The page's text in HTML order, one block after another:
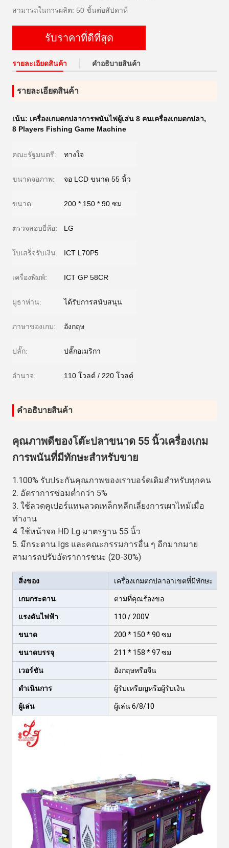
สามารถในการผลิต: 50 ชิ้นต่อสัปดาห์
รับราคาที่ดีที่สุด
รายละเอียดสินค้า คําอธิบายสินค้า
รายละเอียดสินค้า
เน้น: เครื่องเกมตกปลาการพนันไฟผู้เล่น 8 คนเครื่องเกมตกปลา,
8 Players Fishing Game Machine
คณะรัฐมนตรี: ทางใจ
ขนาดจอภาพ: จอ LCD ขนาด 55 นิ้ว
ขนาด: 200 * 150 * 90 ซม
ตรวจสอบยี่ห้อ: LG
ใบเสร็จรับเงิน: ICT L70P5
เครื่องพิมพ์: ICT GP 58CR
มูธาห่าน: ได้รับการสนับสนุน
ภาษาของเกม: อังกฤษ
ปลั๊ก: ปลั๊กอเมริกา
อำนาจ: 110 โวลต์ / 220 โวลต์
คําอธิบายสินค้า
คุณภาพดีของโต๊ะปลาขนาด 55 นิ้วเครื่องเกม
การพนันที่มีทักษะสำหรับขาย
1.100% รับประกันคุณภาพของเราบอร์ดเดิมสำหรับทุกคน
2. อัตราการซ่อมต่ำกว่า 5%
3. ใช้ลวดคูเปอร์แทนลวดเหล็กหลีกเลี่ยงการเผาไหม้เมื่อ
ทำงาน
4. ใช้หน้าจอ HD Lg มาตรฐาน 55 นิ้ว
5. มีกระดาน Igs และคณะกรรมการอื่น ๆ อีกมากมาย
สามารถปรับอัตราการชนะ (20-30%)
สิ่งของ เครื่องเกมตกปลาอาเขตที่มีทักษะ
เกมกระดาน ตามที่คุณร้องขอ
แรงดันไฟฟ้า 110 / 200V
ขนาด 200 * 150 * 90 ซม
ขนาดบรรจุ 211 * 158 * 97 ซม
เวอร์ชัน อังกฤษหรือจีน
ดำเนินการ ผู้รับเหรียญหรือผู้รับเงิน
ผู้เล่น ผู้เล่น 6/8/10